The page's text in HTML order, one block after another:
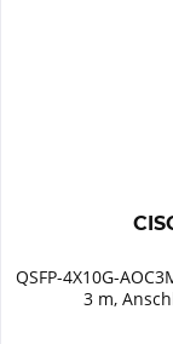
QSFP-4X10G-
3 m,